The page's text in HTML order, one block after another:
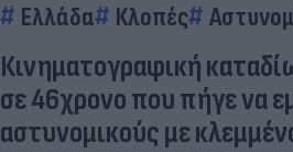
Ελλάδα Κλοπές
Κινηματογραφική
σε 46χρονο που πήγε να
αστυνομικούς με